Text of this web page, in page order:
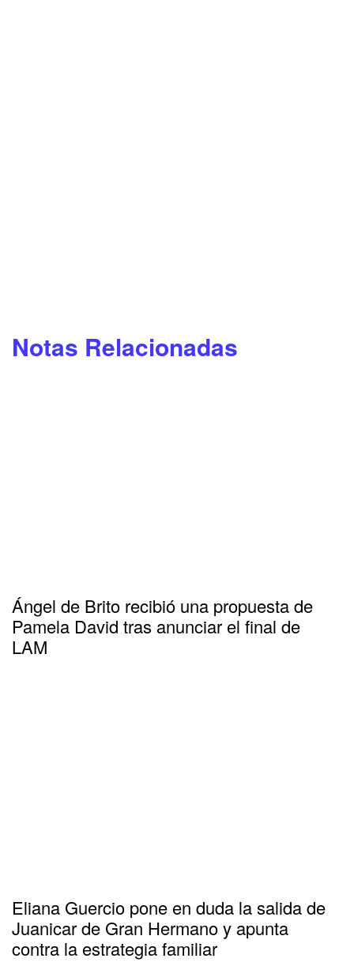
Notas Relacionadas
Ángel de Brito recibió una propuesta de
Pamela David tras anunciar el final de
LAM
Eliana Guercio pone en duda la salida de
Juanicar de Gran Hermano y apunta
contra la estrategia familiar